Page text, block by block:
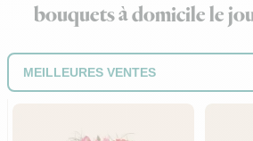
bouquets à domicile le